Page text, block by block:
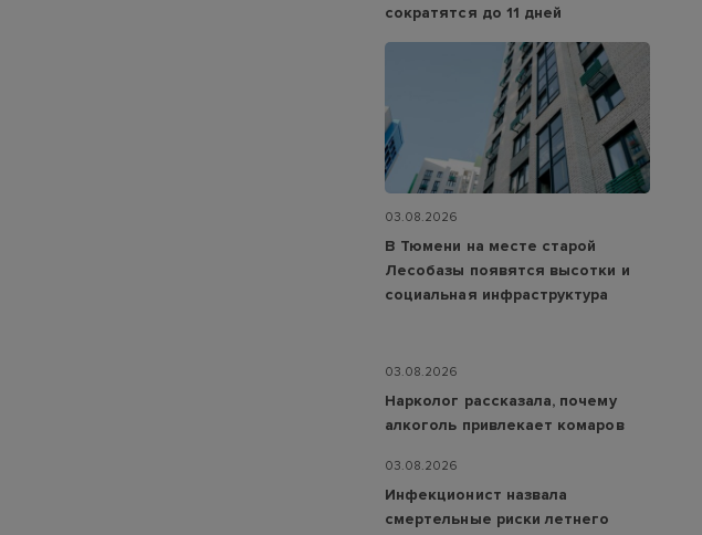
сократятся до 11 дней
03.08.2026
В Тюмени на месте старой
Лесобазы появятся высотки и
социальная инфраструктура
03.08.2026
Нарколог рассказала, почему
алкоголь привлекает комаров
03.08.2026
Инфекционист назвала
смертельные риски летнего